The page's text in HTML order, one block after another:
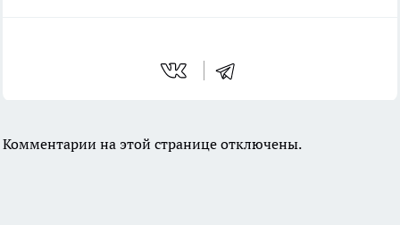
Комментарии на этой странице отключены.